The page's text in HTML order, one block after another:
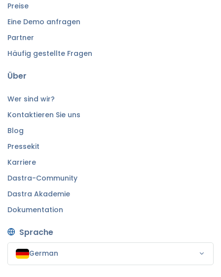
Preise
Eine Demo anfragen
Partner
Häufig gestellte Fragen
Über
Wer sind wir?
Kontaktieren Sie uns
Blog
Pressekit
Karriere
Dastra-Community
Dastra Akademie
Dokumentation
Sprache
German